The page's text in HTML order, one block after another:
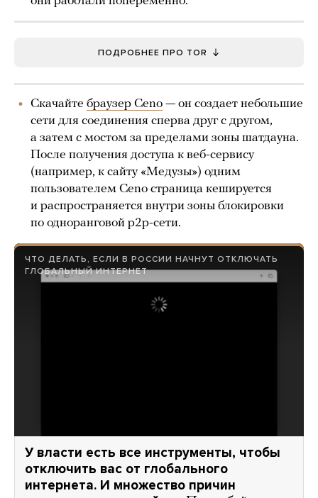
ПОДРОБНЕЕ ПРО TOR
Скачайте браузер Ceno — он создает небольшие
сети для соединения сперва друг с другом,
а затем с мостом за пределами зоны шатдауна.
После получения доступа к веб-сервису
(например, к сайту «Медузы») одним
пользователем Ceno страница кешируется
и распространяется внутри зоны блокировки
по одноранговой p2p-сети.
ЧТО ДЕЛАТЬ, ЕСЛИ В РОССИИ НАЧНУТ ОТКЛЮЧАТЬ
ГЛОБАЛЬНЫЙ ИНТЕРНЕТ
У власти есть все инструменты, чтобы
отключить вас от глобального
интернета. И множество причин